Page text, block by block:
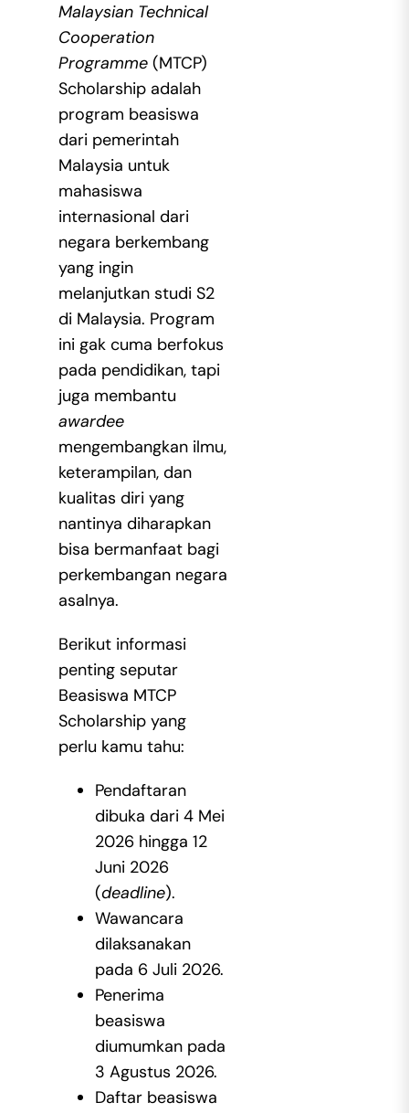
Malaysian Technical
Cooperation
Programme(MTCP)
Scholarship adalah
program beasiswa
dari pemerintah
Malaysia untuk
mahasiswa
internasional dari
negara berkembang
yang ingin
melanjutkan studi S2
di Malaysia. Program
ini gak cuma berfokus
pada pendidikan, tapi
juga membantu
awardee
mengembangkan ilmu,
keterampilan, dan
kualitas diri yang
nantinya diharapkan
bisa bermanfaat bagi
perkembangan negara
asalnya.
Berikut informasi
penting seputar
Beasiswa MTCP
Scholarshipyang
perlu kamu tahu:
Pendaftaran
dibuka dari 4 Mei
2026 hingga 12
Juni 2026
(deadline).
Wawancara
dilaksanakan
pada 6 Juli 2026.
Penerima
beasiswa
diumumkan pada
3 Agustus 2026.
Daftar beasiswa